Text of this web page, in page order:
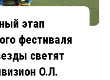
этап
фестиваля
светят
О.Л.